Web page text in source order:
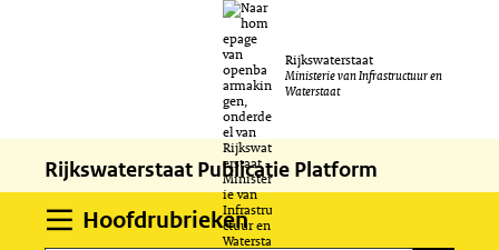
naar
de
inhoud
Rijkswaterstaat
Ministerie van Infrastructuur en
Waterstaat
Rijkswaterstaat Publicatie Platform
HoofdrubriekenUitklappen